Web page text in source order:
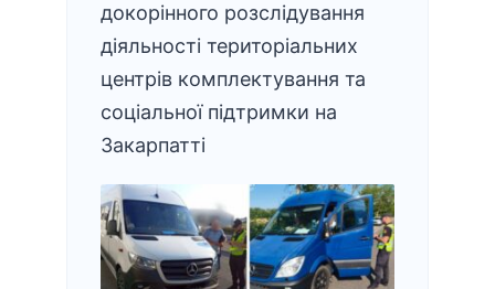
докорінного розслідування
діяльності територіальних
центрів комплектування та
соціальної підтримки на
Закарпатті